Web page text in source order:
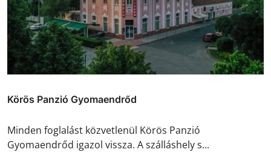
Körös Panzió Gyomaendrőd
Minden foglalást közvetlenül Körös Panzió
Gyomaendrőd igazol vissza. A szálláshely s...